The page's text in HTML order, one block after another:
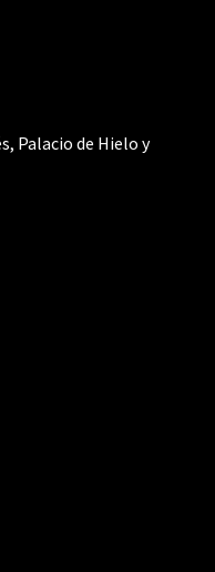
Palacio de Hielo y